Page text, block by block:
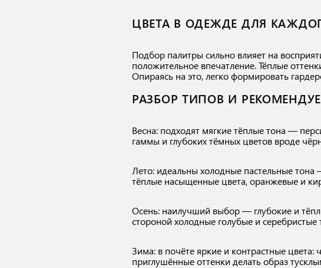
ЦВЕТА В ОДЕЖДЕ ДЛЯ
Подбор палитры сильно влияет на
положительное впечатление. Тёплые
Опираясь на это, легко формировать
РАЗБОР ТИПОВ И
Весна: подходят мягкие тёплые тона —
гаммы и глубоких тёмных цветов вроде
Лето: идеальны холодные пастельные
тёплые насыщенные цвета, оранжевые и
Осень: наилучший выбор — глубокие и
стороной холодные голубые и серебристые
Зима: в почёте яркие и контрастные
приглушённые оттенки делать образ